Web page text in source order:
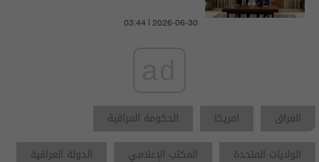
03:44 | 2026-06-30
العراق امريكا
الحكومة العراقية
الولايات المتحدة
المكتب الإعلامي
الدولة العراقية